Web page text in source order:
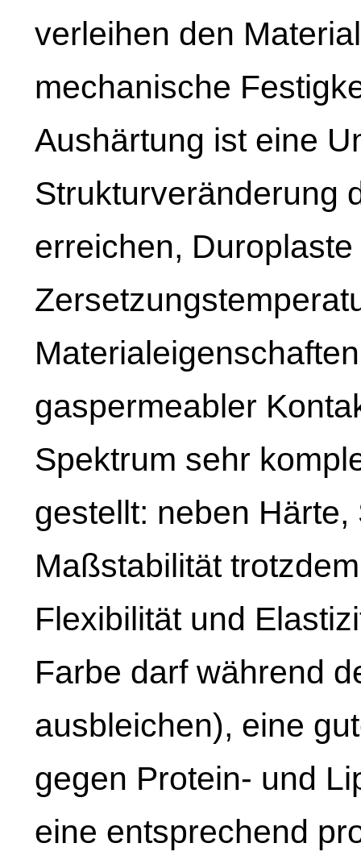
verleihen den
mechanische
Aushärtung ist eine
Strukturveränderung
erreichen,
gaspermeabler
Spektrum sehr
gestellt: neben
Maßstabilität
Flexibilität und
Farbe darf während
ausbleichen), eine
gegen Protein- und
eine entsprechend